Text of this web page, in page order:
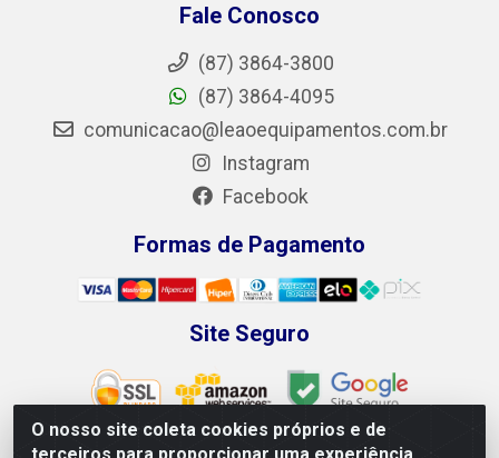
O nosso site coleta cookies próprios e de
Fale Conosco
(87) 3864-3800
(87) 3864-4095
comunicacao@leaoequipamentos.com.br
Instagram
Facebook
Formas de Pagamento
Site Seguro